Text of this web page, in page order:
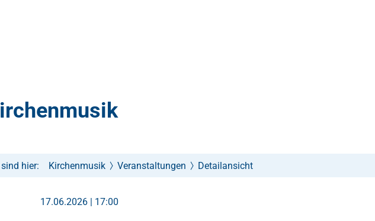
hier: Kirchenmusik Veranstaltungen Detailansicht
17.06.2026 | 17:00